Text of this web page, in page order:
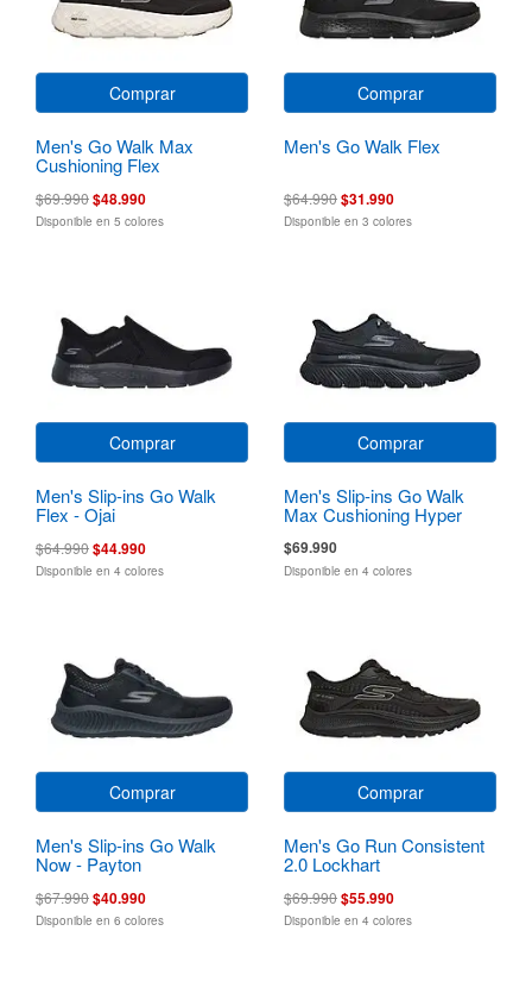
Comprar
Men's Go Walk Max
Cushioning Flex
$69.990$48.990
Disponible en 5 colores
Comprar
Men's Go Walk Flex
$64.990$31.990
Disponible en 3 colores
Comprar
Men's Slip-ins Go Walk
Flex - Ojai
$64.990$44.990
Disponible en 4 colores
Comprar
Men's Slip-ins Go Walk
Max Cushioning Hyper
$69.990
Disponible en 4 colores
Comprar
Men's Slip-ins Go Walk
Now - Payton
$67.990$40.990
Disponible en 6 colores
Comprar
Men's Go Run Consistent
2.0 Lockhart
$69.990$55.990
Disponible en 4 colores